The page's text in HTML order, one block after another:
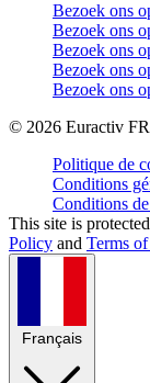
Bezoek ons
Bezoek ons
Bezoek ons
Bezoek ons
Bezoek ons
© 2026 Euractiv
Politique de
Conditions
Conditions
This site is
Policy and Terms
Français